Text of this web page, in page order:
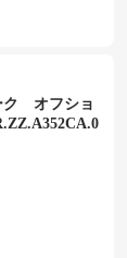
ク オフショ